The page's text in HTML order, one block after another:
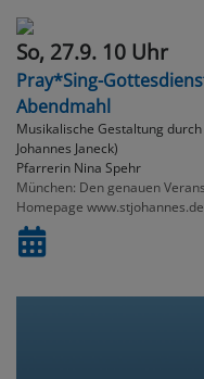
So, 27.9. 10 Uhr
Pray*Sing-
Abendmahl
Musikalische Gestaltung
Johannes Janeck)
Pfarrerin Nina Spehr
München Den genauen
Homepage www.stjohannes.de